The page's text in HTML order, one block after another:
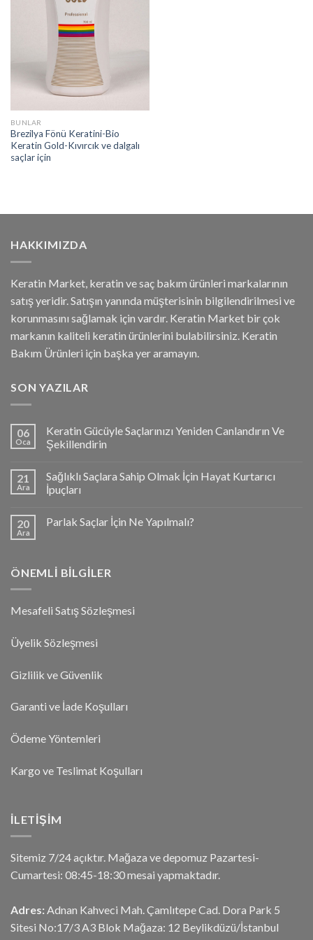
BUNLAR
Brezilya Fönü Keratini-Bio
Keratin Gold-Kıvırcık ve dalgalı
saçlar için
HAKKIMIZDA
Keratin Market, keratin ve saç bakım ürünleri markalarının
satış yeridir. Satışın yanında müşterisinin bilgilendirilmesi ve
korunmasını sağlamak için vardır. Keratin Market bir çok
markanın kaliteli keratin ürünlerini bulabilirsiniz. Keratin
Bakım Ürünleri için başka yer aramayın.
SON YAZILAR
06
Oca
Keratin Gücüyle Saçlarınızı Yeniden Canlandırın Ve
Şekillendirin
21
Ara
Sağlıklı Saçlara Sahip Olmak İçin Hayat Kurtarıcı
İpuçları
20
Ara
Parlak Saçlar İçin Ne Yapılmalı?
ÖNEMLI BILGILER
Mesafeli Satış Sözleşmesi
Üyelik Sözleşmesi
Gizlilik ve Güvenlik
Garanti ve İade Koşulları
Ödeme Yöntemleri
Kargo ve Teslimat Koşulları
İLETIŞIM
Sitemiz 7/24 açıktır. Mağaza ve depomuz Pazartesi-
Cumartesi: 08:45-18:30 mesai yapmaktadır.
Adres: Adnan Kahveci Mah. Çamlıtepe Cad. Dora Park 5
Sitesi No:17/3 A3 Blok Mağaza: 12 Beylikdüzü/İstanbul